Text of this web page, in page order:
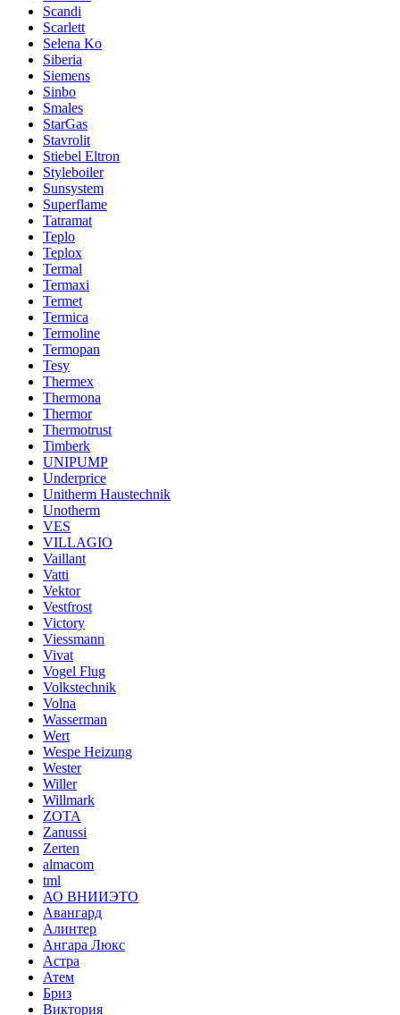
Scandi
Scarlett
Selena Ko
Siberia
Siemens
Sinbo
Smales
StarGas
Stavrolit
Stiebel Eltron
Styleboiler
Sunsystem
Superflame
Tatramat
Teplo
Teplox
Termal
Termaxi
Termet
Termica
Termoline
Termopan
Tesy
Thermex
Thermona
Thermor
Thermotrust
Timberk
UNIPUMP
Underprice
Unitherm Haustechnik
Unotherm
VES
VILLAGIO
Vaillant
Vatti
Vektor
Vestfrost
Victory
Viessmann
Vivat
Vogel Flug
Volkstechnik
Volna
Wasserman
Wert
Wespe Heizung
Wester
Willer
Willmark
ZOTA
Zanussi
Zerten
almacom
tml
АО ВНИИЭТО
Авангард
Алинтер
Ангара Люкс
Астра
Атем
Бриз
Виктория